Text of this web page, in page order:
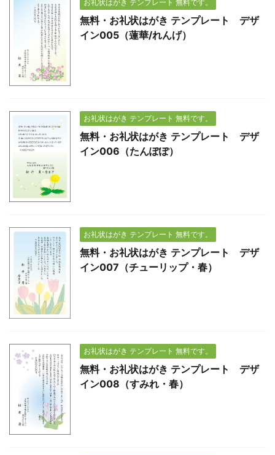
お礼状はがき テンプレート 無料です。
無料・お礼状はがき テンプレート デザ
イン005（蓮華/れんげ）
お礼状はがき テンプレート 無料です。
無料・お礼状はがき テンプレート デザ
イン006（たんぽぽ）
お礼状はがき テンプレート 無料です。
無料・お礼状はがき テンプレート デザ
イン007（チューリップ・春）
お礼状はがき テンプレート 無料です。
無料・お礼状はがき テンプレート デザ
イン008（すみれ・春）